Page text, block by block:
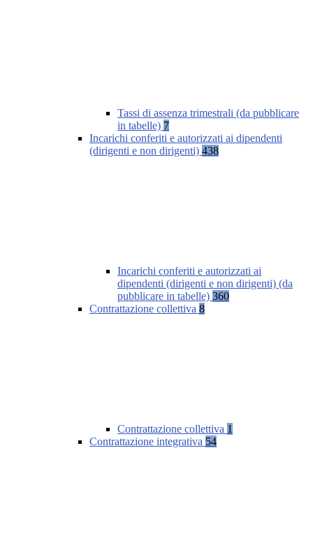
Tassi di assenza trimestrali (da pubblicare
in tabelle) 7
Incarichi conferiti e autorizzati ai dipendenti
(dirigenti e non dirigenti) 438
Incarichi conferiti e autorizzati ai
dipendenti (dirigenti e non dirigenti) (da
pubblicare in tabelle) 360
Contrattazione collettiva 8
Contrattazione collettiva 1
Contrattazione integrativa 54